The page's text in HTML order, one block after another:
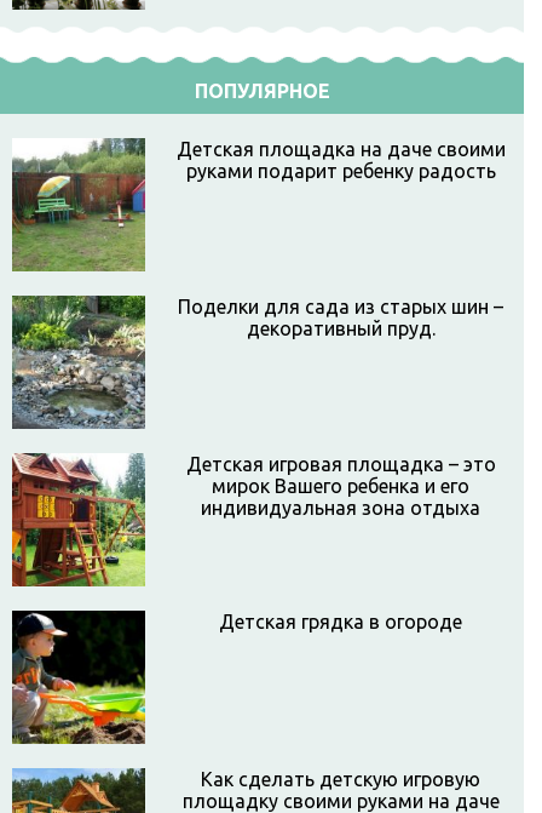
ПОПУЛЯРНОЕ
Детская площадка на даче своими
руками подарит ребенку радость
Поделки для сада из старых шин –
декоративный пруд.
Детская игровая площадка – это
мирок Вашего ребенка и его
индивидуальная зона отдыха
Детская грядка в огороде
Как сделать детскую игровую
площадку своими руками на даче